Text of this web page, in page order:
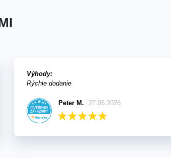
Výhody:
Rýchle dodanie
Peter M. 27.06.2026